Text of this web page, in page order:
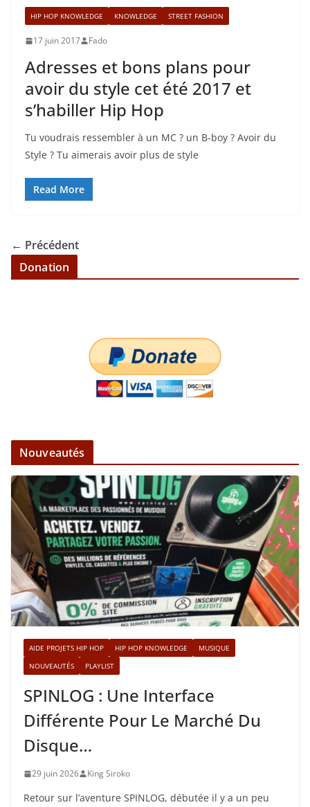
HIP HOP KNOWLEDGE KNOWLEDGE STREET FASHION
17 juin 2017 Fado
Adresses et bons plans pour
avoir du style cet été 2017 et
s’habiller Hip Hop
Tu voudrais ressembler à un MC ? un B-boy ? Avoir du
Style ? Tu aimerais avoir plus de style
Read More
← Précédent
Donation
Nouveautés
AIDE PROJETS HIP HOP HIP HOP KNOWLEDGE
MUSIQUE
NOUVEAUTÉS
PLAYLIST
SPINLOG : Une Interface
Différente Pour Le Marché Du
Disque…
29 juin 2026 King Siroko
Retour sur l’aventure SPINLOG, débutée il y a un peu